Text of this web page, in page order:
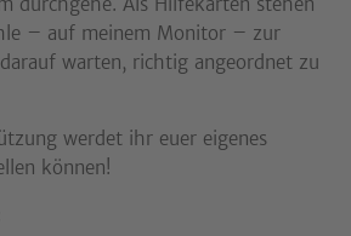
durchgehe. Als Hilfekarten stehen
– auf meinem Monitor – zur
warten, richtig angeordnet zu
werdet ihr euer eigenes
können!